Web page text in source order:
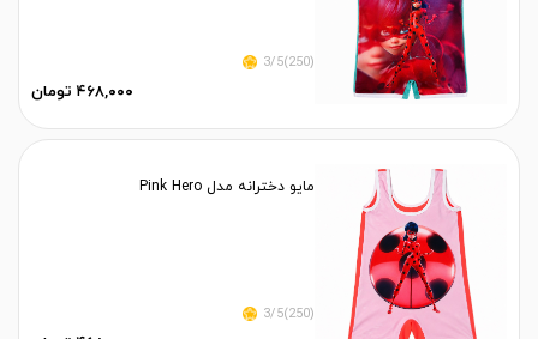
(250)3/5
۴۶۸,۰۰۰ تومان
مایو دخترانه مدل Pink Hero
(250)3/5